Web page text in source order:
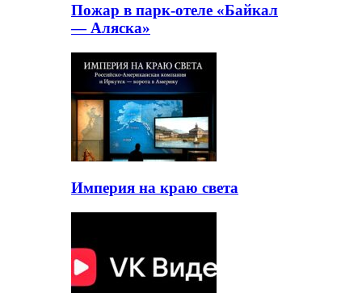
Пожар в парк-отеле «Байкал
— Аляска»
Империя на краю света